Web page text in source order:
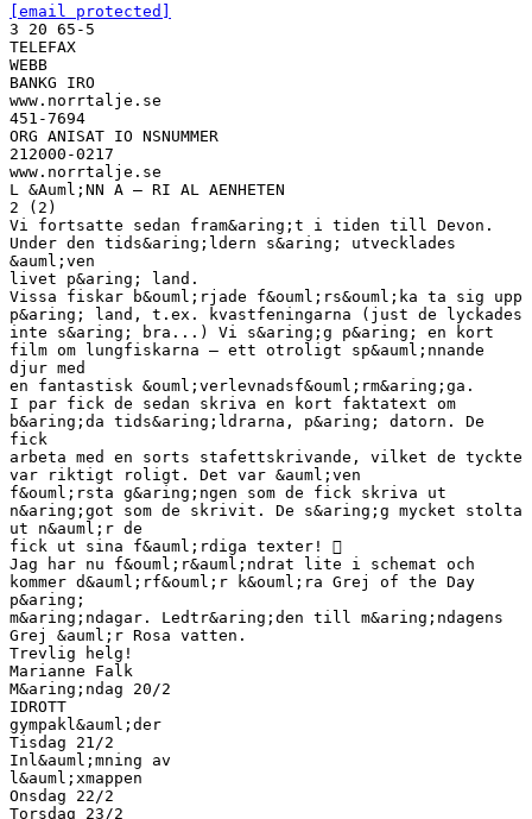
[email protected]
3 20 65-5
TELEFAX
WEBB
BANKG IRO
www.norrtalje.se
451-7694
ORG ANISAT IO NSNUMMER
212000-0217
www.norrtalje.se
L &Auml;NN A – RI AL AENHETEN
2 (2)
Vi fortsatte sedan fram&aring;t i tiden till Devon.
Under den tids&aring;ldern s&aring; utvecklades
&auml;ven
livet p&aring; land.
Vissa fiskar b&ouml;rjade f&ouml;rs&ouml;ka ta sig upp
p&aring; land, t.ex. kvastfeningarna (just de lyckades
inte s&aring; bra...) Vi s&aring;g p&aring; en kort
film om lungfiskarna – ett otroligt sp&auml;nnande
djur med
en fantastisk &ouml;verlevnadsf&ouml;rm&aring;ga.
I par fick de sedan skriva en kort faktatext om
b&aring;da tids&aring;ldrarna, p&aring; datorn. De
fick
arbeta med en sorts stafettskrivande, vilket de tyckte
var riktigt roligt. Det var &auml;ven
f&ouml;rsta g&aring;ngen som de fick skriva ut
n&aring;got som de skrivit. De s&aring;g mycket stolta
ut n&auml;r de
fick ut sina f&auml;rdiga texter! 
Jag har nu f&ouml;r&auml;ndrat lite i schemat och
kommer d&auml;rf&ouml;r k&ouml;ra Grej of the Day
p&aring;
m&aring;ndagar. Ledtr&aring;den till m&aring;ndagens
Grej &auml;r Rosa vatten.
Trevlig helg!
Marianne Falk
M&aring;ndag 20/2
IDROTT
gympakl&auml;der
Tisdag 21/2
Inl&auml;mning av
l&auml;xmappen
Onsdag 22/2
Torsdag 23/2